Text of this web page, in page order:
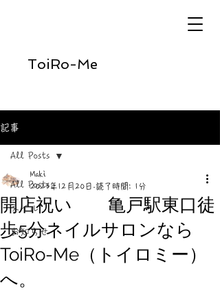
ToiRo-Me
記事
All Posts
ネイル
お知らせ
All Posts
開店祝い 亀戸駅東口徒
歩5分ネイルサロンなら
ToiRo-Me（トイロミー）
へ。
Maki
2023年12月20日 読了時間: 1分